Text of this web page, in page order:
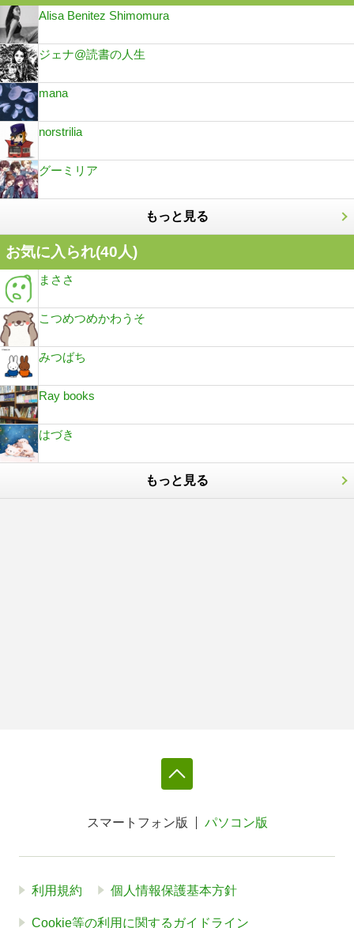
Alisa Benitez Shimomura
ジェナ@読書の人生
mana
norstrilia
グーミリア
もっと見る
お気に入られ(40人)
まささ
こつめつめかわうそ
みつばち
Ray books
はづき
もっと見る
スマートフォン版 パソコン版
利用規約 個人情報保護基本方針
Cookie等の利用に関するガイドライン